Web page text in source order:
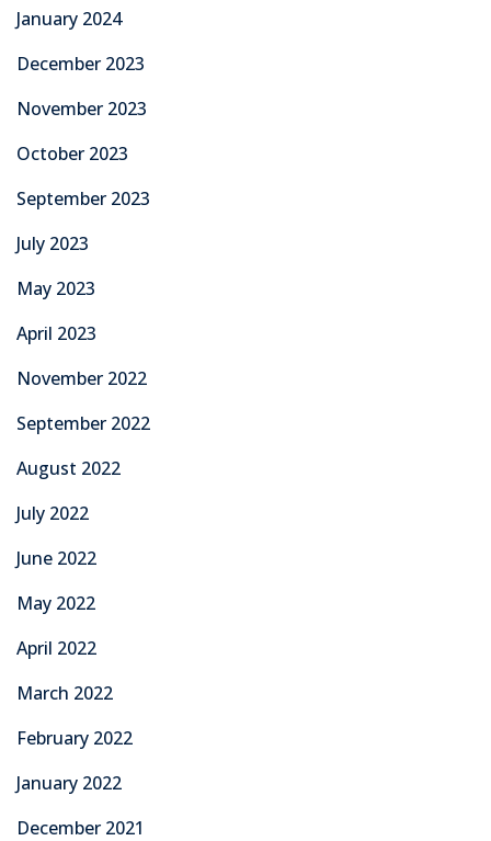
January 2024
December 2023
November 2023
October 2023
September 2023
July 2023
May 2023
April 2023
November 2022
September 2022
August 2022
July 2022
June 2022
May 2022
April 2022
March 2022
February 2022
January 2022
December 2021